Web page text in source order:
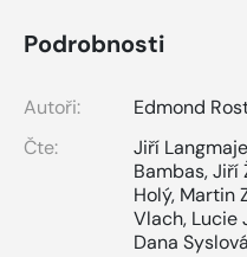
Podrobnosti
Autoři:
Edmond
Čte:
Jiří
Bambas,Jiří
Holý, Martin
Vlach, Lucie
Dana Syslová